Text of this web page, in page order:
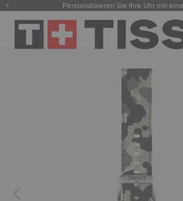
Personalisieren Sie Ihre Uhr mit